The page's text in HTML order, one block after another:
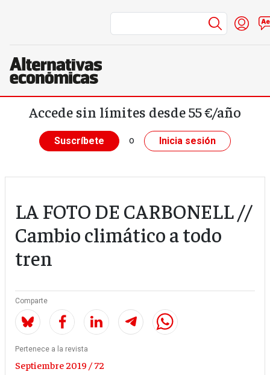
Pasar al contenido principal
Menú
Accede sin límites desde 55 €/año
Suscríbete o Inicia sesión
LA FOTO DE CARBONELL //
Cambio climático a todo
tren
Comparte
Pertenece a la revista
Septiembre 2019 / 72